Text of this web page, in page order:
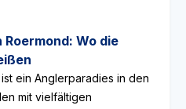
Roermond: Wo die
ein Anglerparadies in den
mit vielfältigen